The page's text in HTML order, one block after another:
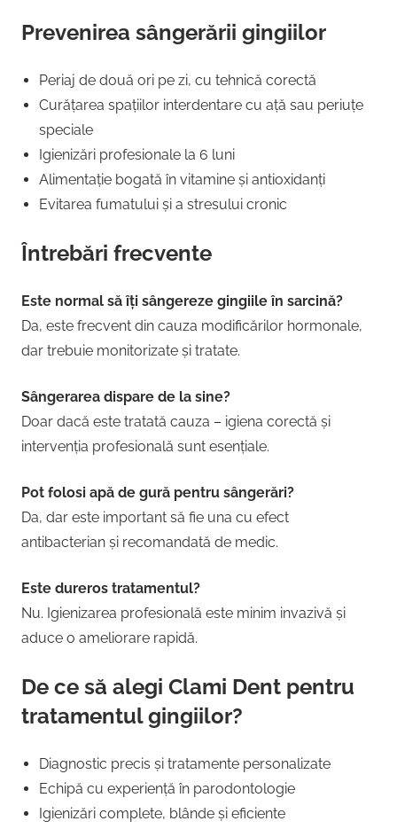
Prevenirea sângerării gingiilor
Periaj de două ori pe zi, cu tehnică corectă
Curățarea spațiilor interdentare cu ață sau periuțe
speciale
Igienizări profesionale la 6 luni
Alimentație bogată în vitamine și antioxidanți
Evitarea fumatului și a stresului cronic
Întrebări frecvente
Este normal să îți sângereze gingiile în sarcină?
Da, este frecvent din cauza modificărilor hormonale,
dar trebuie monitorizate și tratate.
Sângerarea dispare de la sine?
Doar dacă este tratată cauza – igiena corectă și
intervenția profesională sunt esențiale.
Pot folosi apă de gură pentru sângerări?
Da, dar este important să fie una cu efect
antibacterian și recomandată de medic.
Este dureros tratamentul?
Nu. Igienizarea profesională este minim invazivă și
aduce o ameliorare rapidă.
De ce să alegi Clami Dent pentru
tratamentul gingiilor?
Diagnostic precis și tratamente personalizate
Echipă cu experiență în parodontologie
Igienizări complete, blânde și eficiente